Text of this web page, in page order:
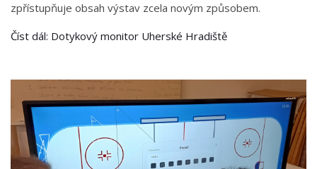
zpřístupňuje obsah výstav zcela novým způsobem.
Číst dál: Dotykový monitor Uherské Hradiště